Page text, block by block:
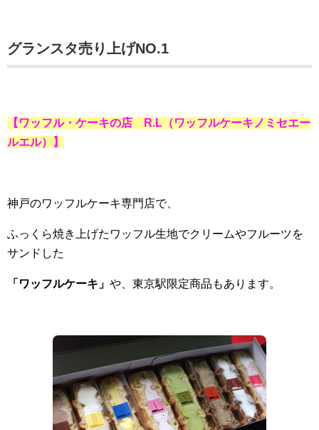
グランスタ売り上げNO.1
【ワッフル・ケーキの店 R.L （ワッフルケーキノミセエー
ルエル）
】
神戸のワッフルケーキ専門店で、
ふっくら焼き上げたワッフル生地でクリームやフルーツを
サンドした
「ワッフルケーキ」 や、東京駅限定商品もあります。